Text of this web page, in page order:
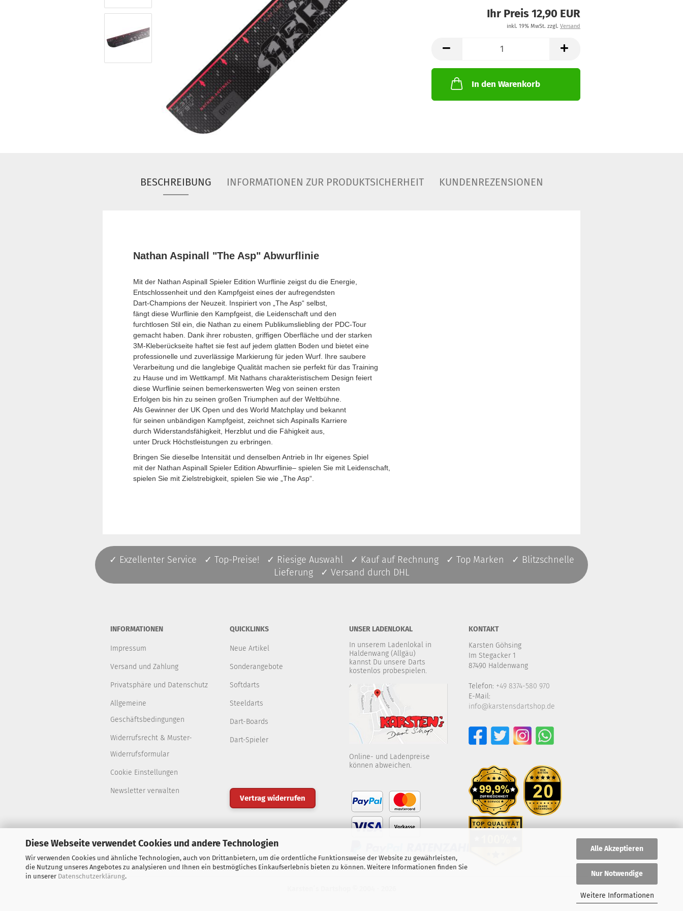
Diese Webseite verwendet Cookies und andere Technologien
Wir verwenden Cookies und ähnliche Technologien, auch von Drittanbietern, um die ordentliche Funktionsweise der Website zu gewährleisten,
die Nutzung unseres Angebotes zu analysieren und Ihnen ein bestmögliches Einkaufserlebnis bieten zu können. Weitere Informationen finden Sie
in unserer Datenschutzerklärung.
Alle Akzeptieren
Nur Notwendige
Weitere Informationen
Ihr Preis 12,90 EUR
inkl. 19% MwSt. zzgl. Versand
In den Warenkorb
BESCHREIBUNG INFORMATIONEN ZUR PRODUKTSICHERHEIT KUNDENREZENSIONEN
Nathan Aspinall "The Asp" Abwurflinie
Mit der Nathan Aspinall Spieler Edition Wurflinie zeigst du die Energie,
Entschlossenheit und den Kampfgeist eines der aufregendsten
Dart-Champions der Neuzeit. Inspiriert von „The Asp“ selbst,
fängt diese Wurflinie den Kampfgeist, die Leidenschaft und den
furchtlosen Stil ein, die Nathan zu einem Publikumsliebling der PDC-Tour
gemacht haben. Dank ihrer robusten, griffigen Oberfläche und der starken
3M-Kleberückseite haftet sie fest auf jedem glatten Boden und bietet eine
professionelle und zuverlässige Markierung für jeden Wurf. Ihre saubere
Verarbeitung und die langlebige Qualität machen sie perfekt für das Training
zu Hause und im Wettkampf. Mit Nathans charakteristischem Design feiert
diese Wurflinie seinen bemerkenswerten Weg von seinen ersten
Erfolgen bis hin zu seinen großen Triumphen auf der Weltbühne.
Als Gewinner der UK Open und des World Matchplay und bekannt
für seinen unbändigen Kampfgeist, zeichnet sich Aspinalls Karriere
durch Widerstandsfähigkeit, Herzblut und die Fähigkeit aus,
unter Druck Höchstleistungen zu erbringen.
Bringen Sie dieselbe Intensität und denselben Antrieb in Ihr eigenes Spiel
mit der Nathan Aspinall Spieler Edition Abwurflinie– spielen Sie mit Leidenschaft,
spielen Sie mit Zielstrebigkeit, spielen Sie wie „The Asp“.
✓ Exzellenter Service ✓ Top-Preise! ✓ Riesige Auswahl ✓ Kauf auf Rechnung ✓ Top Marken ✓ Blitzschnelle
Lieferung ✓ Versand durch DHL
INFORMATIONEN
Impressum
Versand und Zahlung
Privatsphäre und Datenschutz
Allgemeine
Geschäftsbedingungen
Widerrufsrecht & Muster-
Widerrufsformular
Cookie Einstellungen
Newsletter verwalten
QUICKLINKS
Neue Artikel
Sonderangebote
Softdarts
Steeldarts
Dart-Boards
Dart-Spieler
Vertrag widerrufen
UNSER LADENLOKAL
In unserem Ladenlokal in
Haldenwang (Allgäu)
kannst Du unsere Darts
kostenlos probespielen.
Online- und Ladenpreise
können abweichen.
KONTAKT
Karsten Göhsing
Im Stegacker 1
87490 Haldenwang
Telefon: +49 8374-580 970
E-Mail:
info@karstensdartshop.de